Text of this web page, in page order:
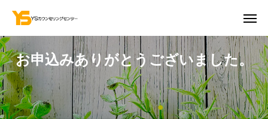
お申込みありがとうございました。
お問合せ
初回無料相談 アクセス